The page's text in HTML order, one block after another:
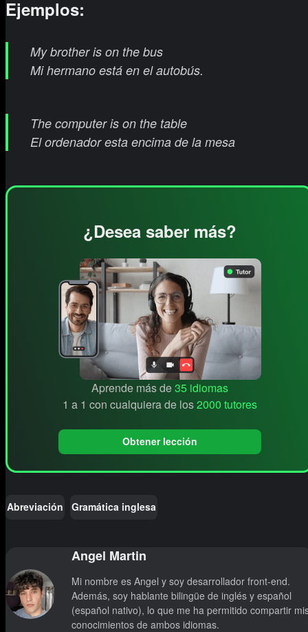
Ejemplos:
My brother is on the bus
Mi hermano está en el autobús.
The computer is on the table
El ordenador esta encima de la mesa
¿Desea saber más?
Aprende más de35 idiomas
1 a 1 con cualquiera de los2000 tutores
Obtener lección
Abreviación Gramática inglesa
Angel Martin
Mi nombre es Angel y soy desarrollador front-end.
Además, soy hablante bilingüe de inglés y español
(español nativo), lo que me ha permitido compartir
conocimientos de ambos idiomas.